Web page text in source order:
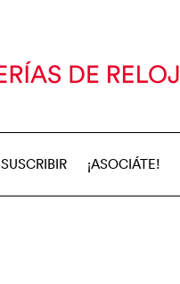
SUSCRIBIR ¡ASOCIÁTE!